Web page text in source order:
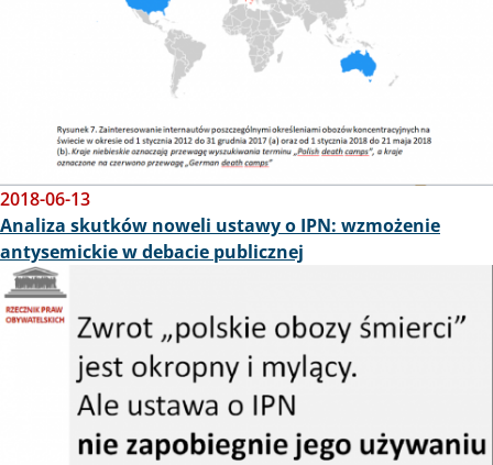
2018-06-13
Analiza skutków noweli ustawy o IPN: wzmożenie
antysemickie w debacie publicznej
Obraz